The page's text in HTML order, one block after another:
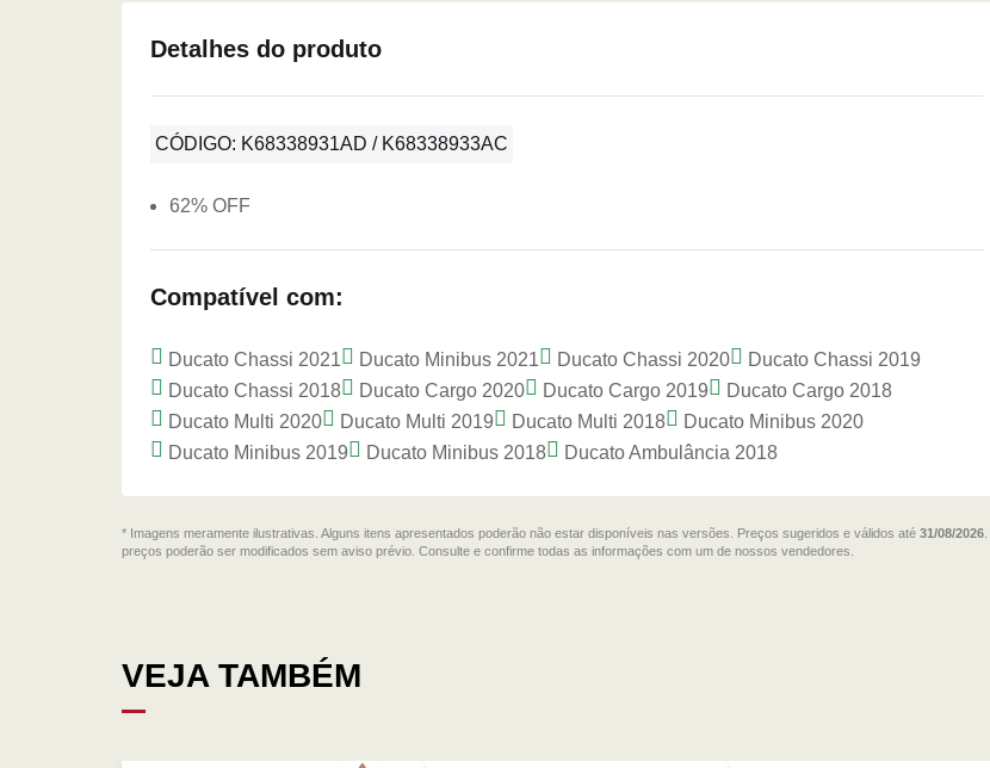
Detalhes do produto
CÓDIGO: K68338931AD / K68338933AC
62% OFF
Compatível com:
Ducato Chassi 2021 Ducato Minibus 2021 Ducato Chassi 2020
Ducato Chassi 2019
Ducato Chassi 2018
Ducato Cargo 2020 Ducato Cargo 2019
Ducato Cargo 2018
Ducato Multi 2020
Ducato Multi 2019 Ducato Multi 2018
Ducato Minibus 2020
Ducato Minibus 2019
Ducato Minibus 2018 Ducato Ambulância 2018
* Imagens meramente ilustrativas. Alguns itens apresentados poderão não estar disponíveis nas versões. Preços sugeridos e válidos até 31/08/2026
preços poderão ser modificados sem aviso prévio. Consulte e confirme todas as informações com um de nossos vendedores.
VEJA TAMBÉM